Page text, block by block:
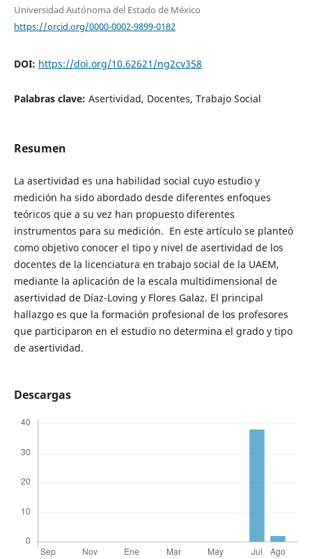
Universidad Autónoma del Estado de México
https://orcid.org/0000-0002-9899-0182
DOI: https://doi.org/10.62621/ng2cv358
Palabras clave: Asertividad, Docentes, Trabajo Social
Resumen
La asertividad es una habilidad social cuyo estudio y
medición ha sido abordado desde diferentes enfoques
teóricos que a su vez han propuesto diferentes
instrumentos para su medición. En este artículo se planteó
como objetivo conocer el tipo y nivel de asertividad de los
docentes de la licenciatura en trabajo social de la UAEM,
mediante la aplicación de la escala multidimensional de
asertividad de Díaz-Loving y Flores Galaz. El principal
hallazgo es que la formación profesional de los profesores
que participaron en el estudio no determina el grado y tipo
de asertividad.
Descargas